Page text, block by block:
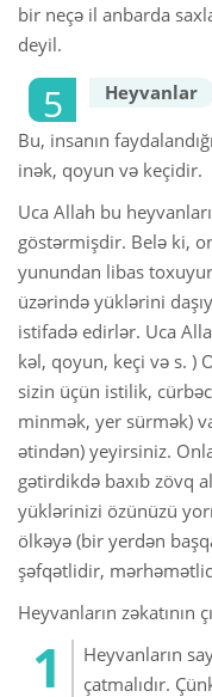
bir neçə il anbarda
deyil.
Heyvanlar
Bu, insanın
inək, qoyun və keçidir.
Uca Allah bu
göstərmişdir. Belə ki,
yunundan libas
üzərində yüklərini
istifadə edirlər. Uca
kəl, qoyun, keçi və s. )
sizin üçün istilik,
minmək, yer sürmək)
ətindən) yeyirsiniz.
gətirdikdə baxıb zövq
yüklərinizi özünüzü
ölkəyə (bir yerdən
şəfqətlidir,
Heyvanların zəkatının
Heyvanların
çatmalıdır.